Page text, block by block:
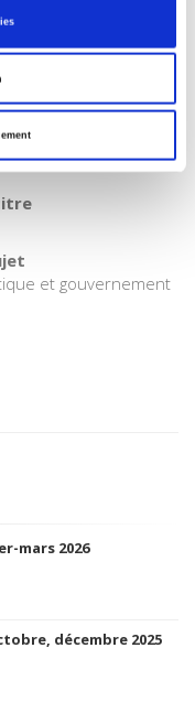
et gouvernement
mars 2026
décembre 2025